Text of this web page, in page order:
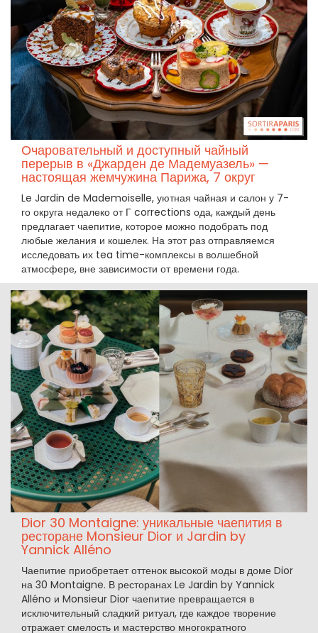
Очаровательный и доступный чайный
перерыв в «Джарден де Мадемуазель» —
настоящая жемчужина Парижа, 7 округ
Le Jardin de Mademoiselle, уютная чайная и салон у 7-
го округа недалеко от Г corrections ода, каждый день
предлагает чаепитие, которое можно подобрать под
любые желания и кошелек. На этот раз отправляемся
исследовать их tea time-комплексы в волшебной
атмосфере, вне зависимости от времени года.
Dior 30 Montaigne: уникальные чаепития в
ресторане Monsieur Dior и Jardin by
Yannick Alléno
Чаепитие приобретает оттенок высокой моды в доме Dior
на 30 Montaigne. В ресторанах Le Jardin by Yannick
Alléno и Monsieur Dior чаепитие превращается в
исключительный сладкий ритуал, где каждое творение
отражает смелость и мастерство многократного